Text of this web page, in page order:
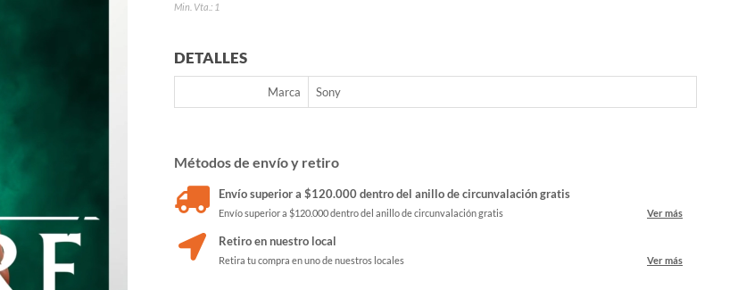
Min. Vta.: 1
DETALLES
Marca Sony
Métodos de envío y retiro
Envío superior a $120.000 dentro del anillo de circunvalación gratis
Envío superior a $120.000 dentro del anillo de circunvalación gratis Ver más
Retiro en nuestro local
Retira tu compra en uno de nuestros locales Ver más